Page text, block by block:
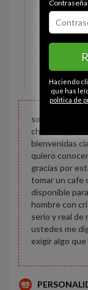
Estado civil:
Ojos:
174
Peso: 70 kg
soy un
chicas
bienvenidas
quiero
gracias por
tomar un cafe
disponible
hombre con
serio y real de
ustedes me
exigir algo
Contraseña
Haciendo
que has
política de